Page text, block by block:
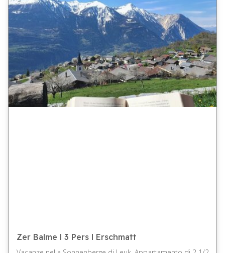
Zer Balme l 3 Pers l Erschmatt